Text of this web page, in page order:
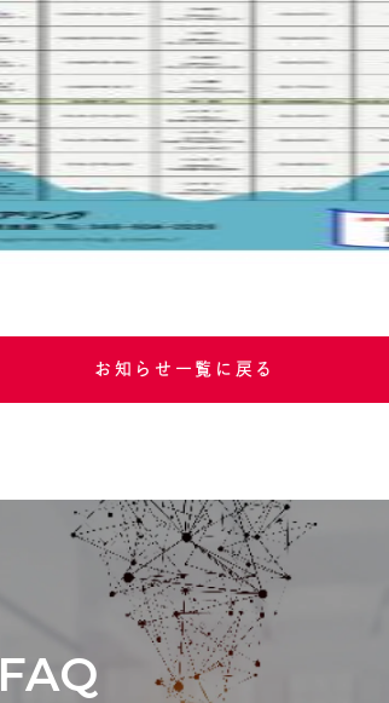
お知らせ一覧に戻る
FAQ